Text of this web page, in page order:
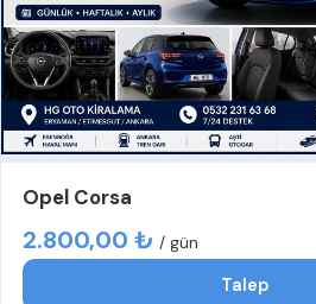
Opel Corsa
2.800,00 ₺ / gün
Talep